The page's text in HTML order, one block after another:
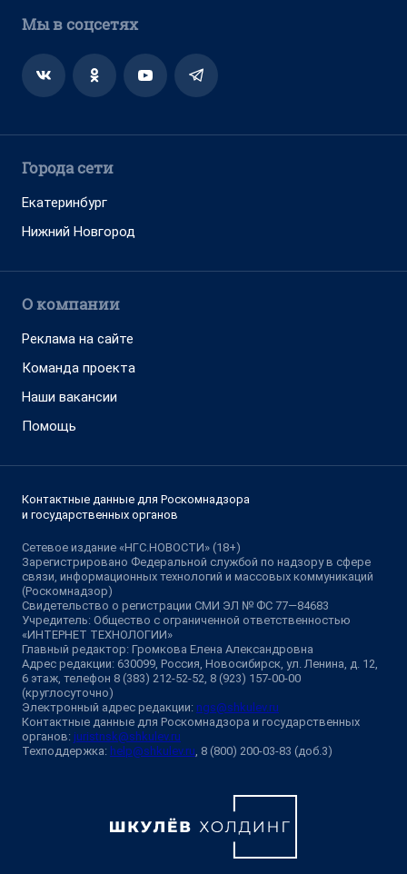
Мы в соцсетях
Города сети
Екатеринбург
Нижний Новгород
О компании
Реклама на сайте
Команда проекта
Наши вакансии
Помощь
Контактные данные для Роскомнадзора
и государственных органов
Сетевое издание «НГС.НОВОСТИ» (18+)
Зарегистрировано Федеральной службой по надзору в сфере
связи, информационных технологий и массовых коммуникаций
(Роскомнадзор)
Свидетельство о регистрации СМИ ЭЛ № ФС 77—84683
Учредитель: Общество с ограниченной ответственностью
«ИНТЕРНЕТ ТЕХНОЛОГИИ»
Главный редактор: Громкова Елена Александровна
Адрес редакции: 630099, Россия, Новосибирск, ул. Ленина, д. 12,
6 этаж, телефон 8 (383) 212-52-52, 8 (923) 157-00-00
(круглосуточно)
Электронный адрес редакции: ngs@shkulev.ru
Контактные данные для Роскомнадзора и государственных
органов: juristnsk@shkulev.ru
Техподдержка: help@shkulev.ru, 8 (800) 200-03-83 (доб.3)